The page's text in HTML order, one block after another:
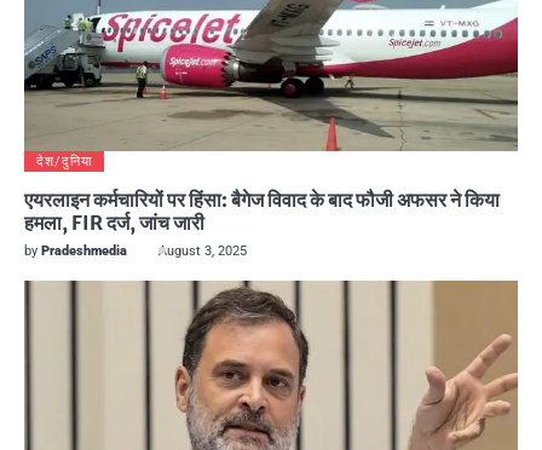
देश/दुनिया
एयरलाइन कर्मचारियों पर हिंसा: बैगेज विवाद के बाद फौजी अफसर ने किया
हमला, FIR दर्ज, जांच जारी
by Pradeshmedia August 3, 2025